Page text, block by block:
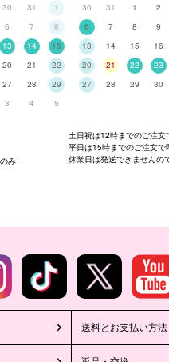
30 31
1
6 7
8
13 14
15
20 21
22
27 28
29
3 4 5
30
31 1 2
6
7 8 9
13
14 15 16
20
21 22 23
27
28 29 30
み
土日祝は12時までのご注文
平日は15時までのご注文で
休業日は発送できませんの
送料とお支払い方法